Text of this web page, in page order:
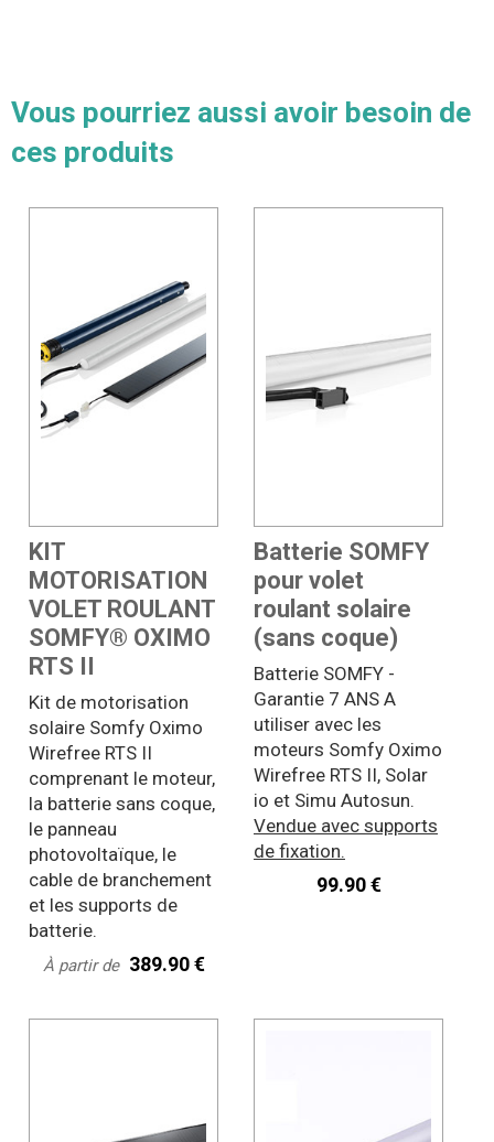
Vous pourriez aussi avoir besoin de
ces produits
KIT
MOTORISATION
VOLET ROULANT
SOMFY® OXIMO
RTS II
Kit de motorisation
solaire Somfy Oximo
Wirefree RTS II
comprenant le moteur,
la batterie sans coque,
le panneau
photovoltaïque, le
cable de branchement
et les supports de
batterie.
À partir de 389.90 €
Batterie SOMFY
pour volet
roulant solaire
(sans coque)
Batterie SOMFY -
Garantie 7 ANS A
utiliser avec les
moteurs Somfy Oximo
Wirefree RTS II, Solar
io et Simu Autosun.
Vendue avec supports
de fixation.
99.90 €